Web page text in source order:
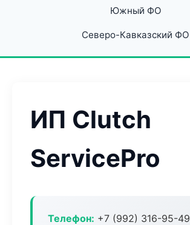
Южный ФО
Северо-Кавказский ФО
ИП Clutch
ServicePro
Телефон: +7 (992) 316-95-49